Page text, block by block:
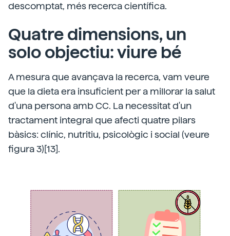
descomptat, més recerca científica.
Quatre dimensions, un
solo objectiu: viure bé
A mesura que avançava la recerca, vam veure
que la dieta era insuficient per a millorar la salut
d'una persona amb CC. La necessitat d'un
tractament integral que afecti quatre pilars
bàsics: clínic, nutritiu, psicològic i social (veure
figura 3)[13].